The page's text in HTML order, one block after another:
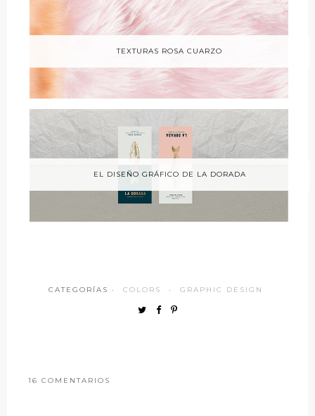
TEXTURAS ROSA CUARZO
EL DISEÑO GRÁFICO DE LA DORADA
CATEGORÍAS · COLORS · GRAPHIC DESIGN
16 COMENTARIOS